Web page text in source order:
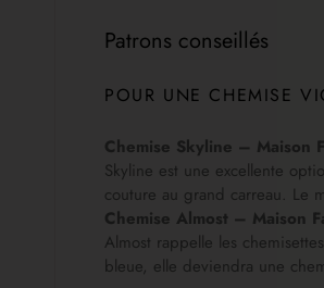
Patrons conseillés
POUR UNE CHEMISE
Chemise Skyline – Maison
Skyline est une excellente
couture au grand carreau. Le
Chemise Almost – Maison
Almost rappelle les
bleue, elle deviendra une